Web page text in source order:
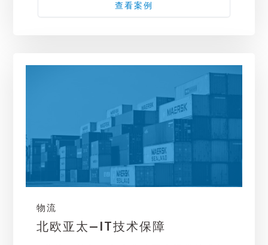
查看案例
物流
北欧亚太—IT技术保障